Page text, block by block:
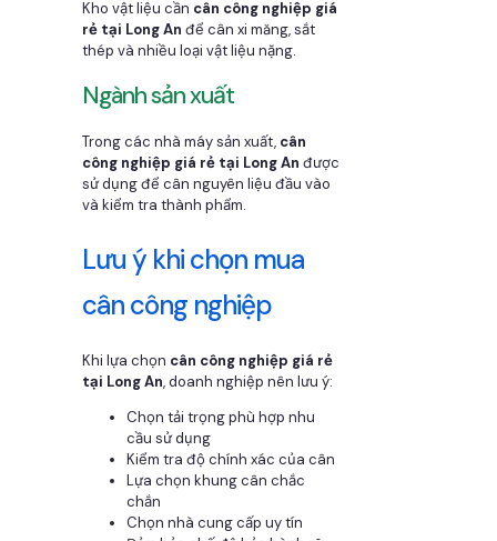
Kho vật liệu cần cân công nghiệp giá
rẻ tại Long An để cân xi măng, sắt
thép và nhiều loại vật liệu nặng.
Ngành sản xuất
Trong các nhà máy sản xuất, cân
công nghiệp giá rẻ tại Long An được
sử dụng để cân nguyên liệu đầu vào
và kiểm tra thành phẩm.
Lưu ý khi chọn mua
cân công nghiệp
Khi lựa chọn cân công nghiệp giá rẻ
tại Long An, doanh nghiệp nên lưu ý:
Chọn tải trọng phù hợp nhu
cầu sử dụng
Kiểm tra độ chính xác của cân
Lựa chọn khung cân chắc
chắn
Chọn nhà cung cấp uy tín